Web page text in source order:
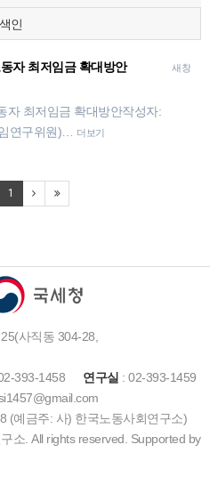
색인
새창
자 최저임금 확대방안
자 최저임금 확대방안 작성자:
연구위원)…
더보기
1
사직동 304-28,
393-1458 연구실 : 02-393-1459
(예금주: 사) 한국노동사회연구소)
소. All rights reserved. Supported by